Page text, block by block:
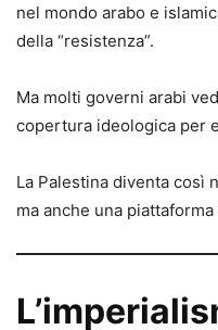
nel mondo arabo e
della “resistenza”.
Ma molti governi arabi
copertura ideologica per
La Palestina diventa così
ma anche una